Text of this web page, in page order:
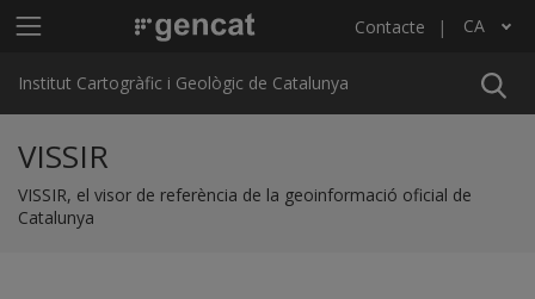
Menú principal ICGC Contacte CA
Llista les accions addicionals
Institut Cartogràfic i Geològic de Catalunya
VISSIR
VISSIR, el visor de referència de la geoinformació oficial de
Catalunya